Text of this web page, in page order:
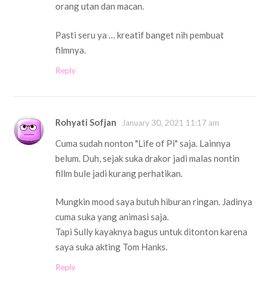
orang utan dan macan.
Pasti seru ya … kreatif banget nih pembuat
filmnya.
Reply
Rohyati Sofjan January 30, 2021 11:17 am
Cuma sudah nonton "Life of Pi" saja. Lainnya
belum. Duh, sejak suka drakor jadi malas nontin
fillm bule jadi kurang perhatikan.
Mungkin mood saya butuh hiburan ringan. Jadinya
cuma suka yang animasi saja.
Tapi Sully kayaknya bagus untuk ditonton karena
saya suka akting Tom Hanks.
Reply